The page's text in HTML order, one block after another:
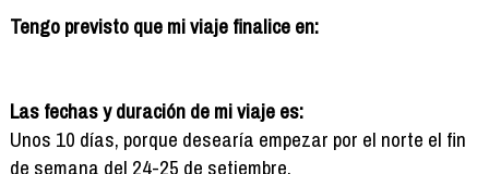
Tengo previsto que mi viaje finalice en:
Las fechas y duración de mi viaje es:
Unos 10 días, porque desearía empezar por el norte el fin
de semana del 24-25 de setiembre.